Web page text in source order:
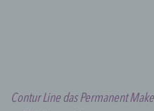
Contur Line das Permanent